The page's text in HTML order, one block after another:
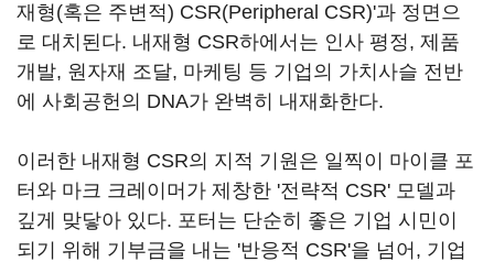
재형(혹은 주변적) CSR(Peripheral CSR)'과 정면으
로 대치된다. 내재형 CSR하에서는 인사 평정, 제품
개발, 원자재 조달, 마케팅 등 기업의 가치사슬 전반
에 사회공헌의 DNA가 완벽히 내재화한다.
이러한 내재형 CSR의 지적 기원은 일찍이 마이클 포
터와 마크 크레이머가 제창한 '전략적 CSR' 모델과
깊게 맞닿아 있다. 포터는 단순히 좋은 기업 시민이
되기 위해 기부금을 내는 '반응적 CSR'을 넘어, 기업